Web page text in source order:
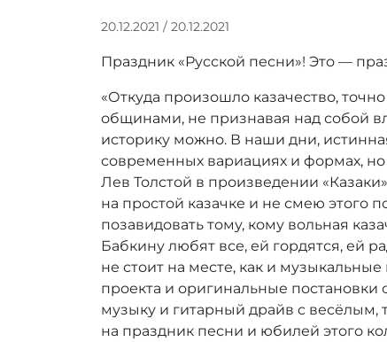
20.12.2021 / 20.12.2021
т
р
:
r
r
a
d
m
i
n
Праздник «Русской песни»! Это —
«Откуда произошло казачество,
общинами, не признавая над собой
историку можно. В наши дни,
современных вариациях и формах,
Лев Толстой в произведении
на простой казачке и не смею этого
позавидовать тому, кому вольная
Бабкину любят все, ей гордятся, ей
не стоит на месте, как и
проекта и оригинальные
музыку и гитарный драйв с весёлым,
на праздник песни и юбилей этого